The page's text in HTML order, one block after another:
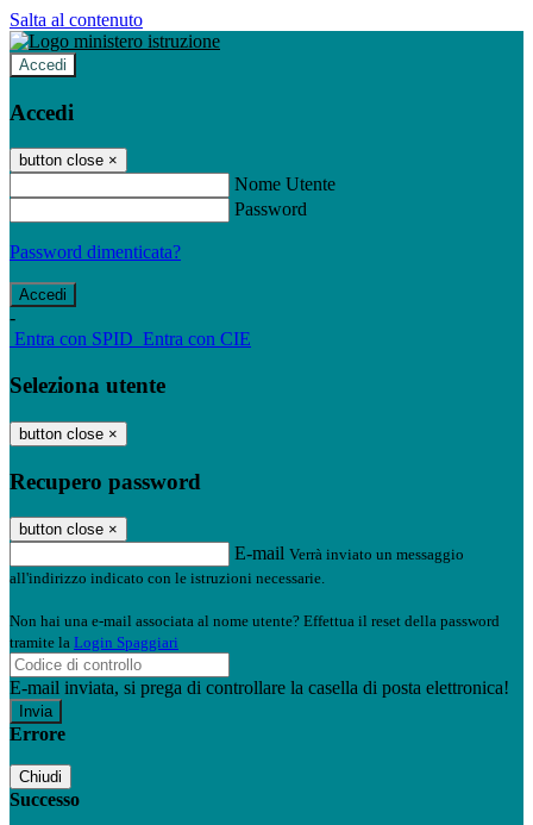
Salta al contenuto
Accedi
Accedi
button close ×
Nome Utente
Password
Password dimenticata?
-
Entra con SPID Entra con CIE
Seleziona utente
button close ×
Recupero password
button close ×
E-mail Verrà inviato un messaggio
all'indirizzo indicato con le istruzioni necessarie.
Non hai una e-mail associata al nome utente? Effettua il reset della password
tramite la Login Spaggiari
E-mail inviata, si prega di controllare la casella di posta elettronica!
Errore
Chiudi
Successo